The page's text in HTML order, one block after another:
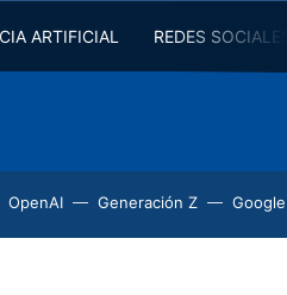
ARTIFICIAL REDES
OpenAI Generación Z